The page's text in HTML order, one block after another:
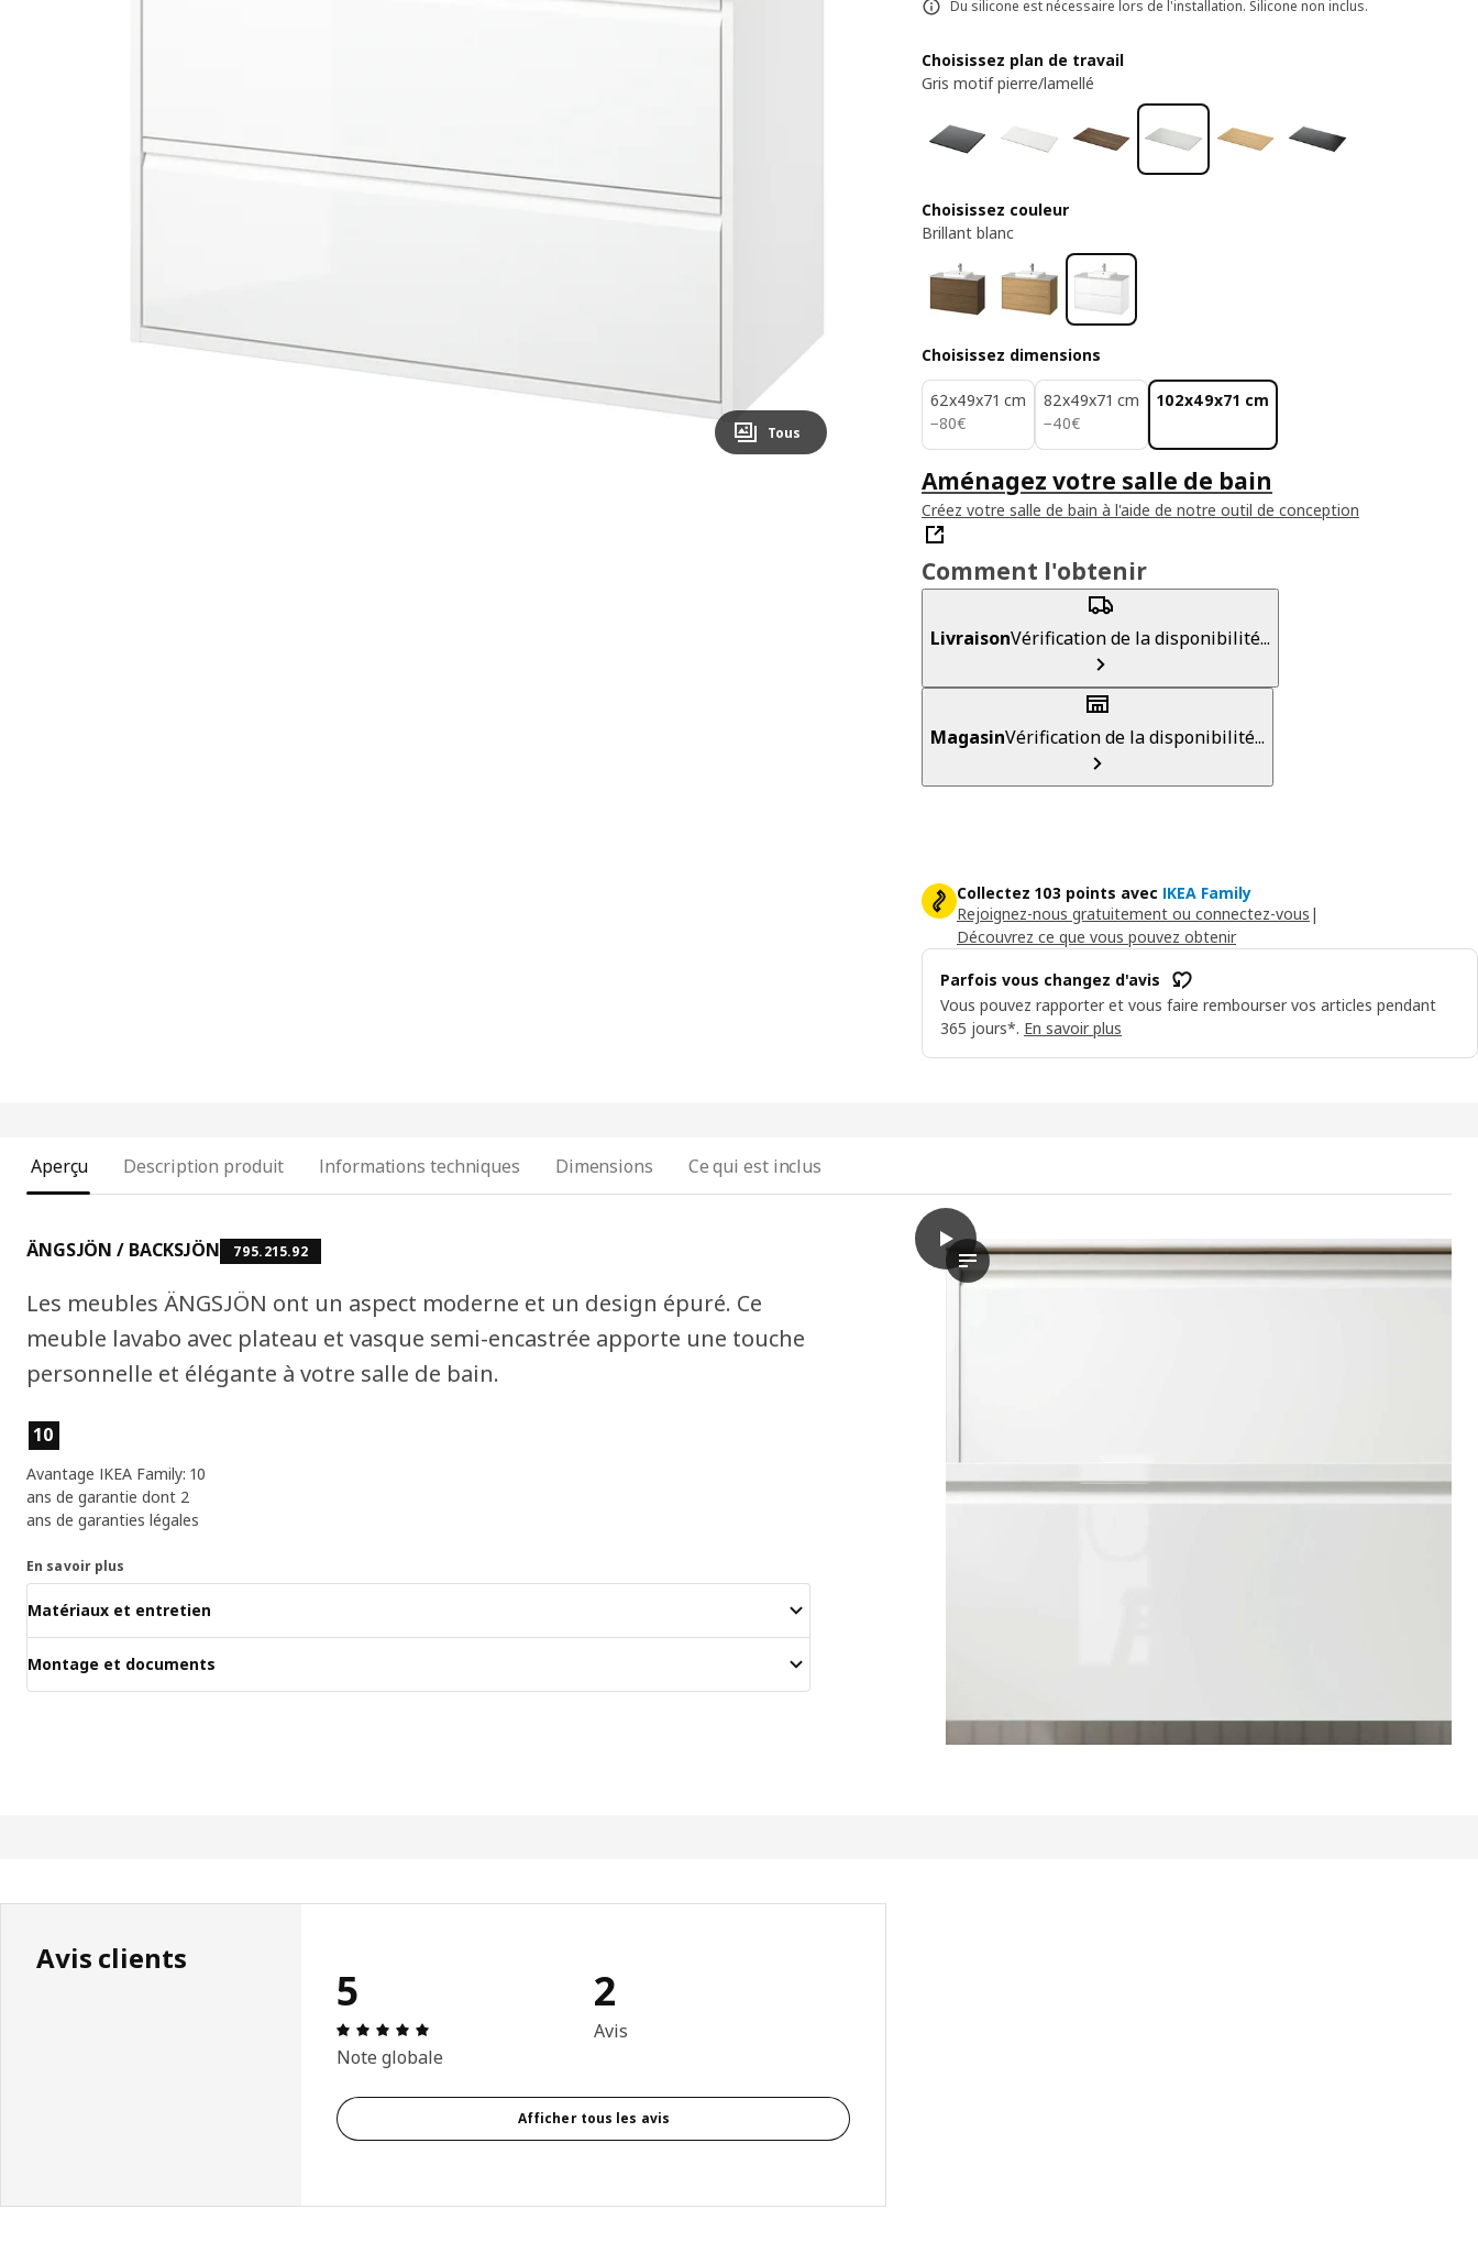
Tous
Du silicone est nécessaire lors de l'installation. Silicone non inclus.
Choisissez plan de travail
Gris motif pierre/lamellé
Choisissez couleur
Brillant blanc
Choisissez dimensions
62x49x71 cm
−80€
80€
82x49x71 cm
−40€
40€
102x49x71 cm
Aménagez votre salle de bain
Créez votre salle de bain à l'aide de notre outil de conception
Comment l'obtenir
LivraisonVérification de la disponibilité...
MagasinVérification de la disponibilité...
Collectez 103 points avec IKEA Family
Rejoignez-nous gratuitement ou connectez-vous |
Découvrez ce que vous pouvez obtenir
Parfois vous changez d'avis
Vous pouvez rapporter et vous faire rembourser vos articles pendant
365 jours*. En savoir plus
Aperçu Description produit Informations techniques Dimensions Ce qui est inclus
ÄNGSJÖN / BACKSJÖN 795.215.92
Les meubles ÄNGSJÖN ont un aspect moderne et un design épuré. Ce
meuble lavabo avec plateau et vasque semi-encastrée apporte une touche
personnelle et élégante à votre salle de bain.
Caractéristiques du produit
10
Avantage IKEA Family: 10
ans de garantie dont 2
ans de garanties légales
En savoir plus
Matériaux et entretien
Montage et documents
play
La vidéo présente le lavabo ÄNGSJÖN avec des tiroirs, un lavabo et
ÄNGSJÖN / BACKSJÖN Meuble avec tiroirs/vasque/mitigeur, brillant
Avis clients
5
Avis: 5 sur 5 étoiles Nombre total d'avis: 2
Note globale
2
Avis
Afficher tous les avis